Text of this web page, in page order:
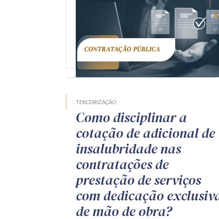
TERCEIRIZAÇÃO
Como disciplinar a
cotação de adicional de
insalubridade nas
contratações de
prestação de serviços
com dedicação
de mão de obra?